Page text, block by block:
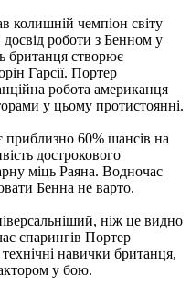
колишній чемпіон світу
роботи з Бенном у
британця створює
Гарсії. Портер
робота американця
у цьому протистоянні.
приблизно 60% шансів на
дострокового
міць Раяна. Водночас
Бенна не варто.
ніж це видно
спарингів Портер
навички британця,
у бою.